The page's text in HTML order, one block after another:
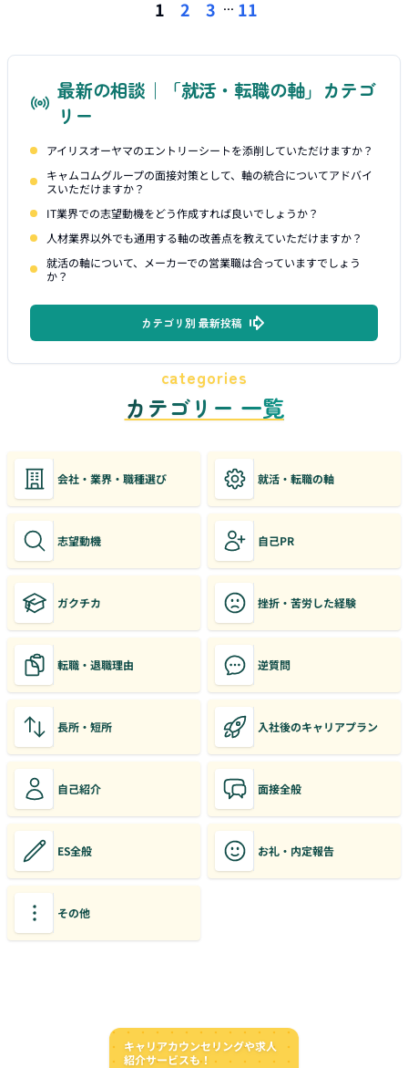
1 2 3 ... 11
最新の相談｜「就活・転職の軸」カテゴ
リー
アイリスオーヤマのエントリーシートを添削していただけますか？
キャムコムグループの面接対策として、軸の統合についてアドバイ
スいただけますか？
IT業界での志望動機をどう作成すれば良いでしょうか？
人材業界以外でも通用する軸の改善点を教えていただけますか？
就活の軸について、メーカーでの営業職は合っていますでしょう
か？
カテゴリ別 最新投稿
categories
カテゴリー 一覧
会社・業界・職種選び 就活・転職の軸
志望動機 自己PR
ガクチカ 挫折・苦労した経験
転職・退職理由 逆質問
長所・短所 入社後のキャリアプラン
自己紹介 面接全般
ES全般 お礼・内定報告
その他
キャリアカウンセリングや求人
紹介サービスも！